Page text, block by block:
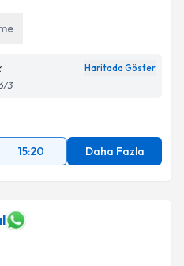
Haritada Göster
3
15:20 Daha Fazla